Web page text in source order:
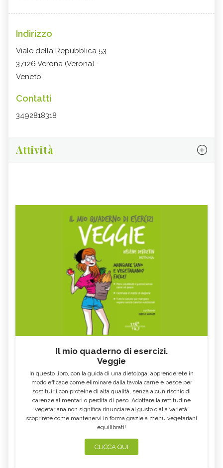
Indirizzo
Viale della Repubblica 53
37126 Verona (Verona) -
Veneto
Contatti
3492818318
Attività
Il mio quaderno di esercizi.
Veggie
In questo libro, con la guida di una dietologa, apprenderete in
modo efficace come eliminare dalla tavola carne e pesce per
sostituirli con proteine di alta qualità, senza alcun rischio di
carenze alimentari o perdita di peso. Adottare la rettitudine
vegetariana non significa rinunciare al gusto o alla varietà:
scoprirete come mantenervi in forma grazie a menu vegetariani
equilibrati!
CLICCA QUI